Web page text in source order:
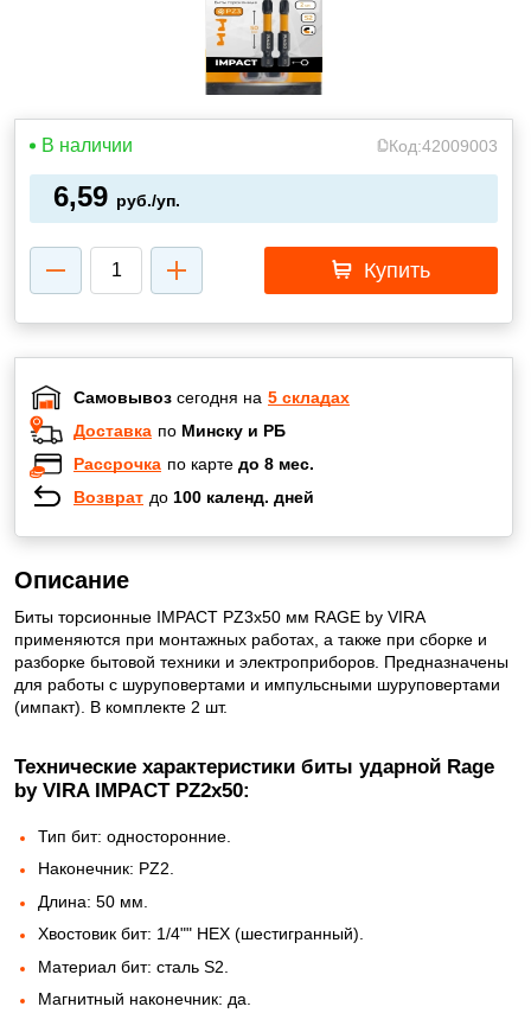
В наличии Код:42009003
6,59 руб./уп.
Купить
Самовывоз сегодня на 5 складах
Доставка по Минску и РБ
Рассрочка по карте до 8 мес.
Возврат до 100 календ. дней
Описание
Биты торсионные IMPACT PZ3x50 мм RAGE by VIRA
применяются при монтажных работах, а также при сборке и
разборке бытовой техники и электроприборов. Предназначены
для работы с шуруповертами и импульсными шуруповертами
(импакт). В комплекте 2 шт.
Технические характеристики биты ударной Rage
by VIRA IMPACT PZ2x50:
Тип бит: односторонние.
Наконечник: РZ2.
Длина: 50 мм.
Хвостовик бит: 1/4"" HEX (шестигранный).
Материал бит: сталь S2.
Магнитный наконечник: да.